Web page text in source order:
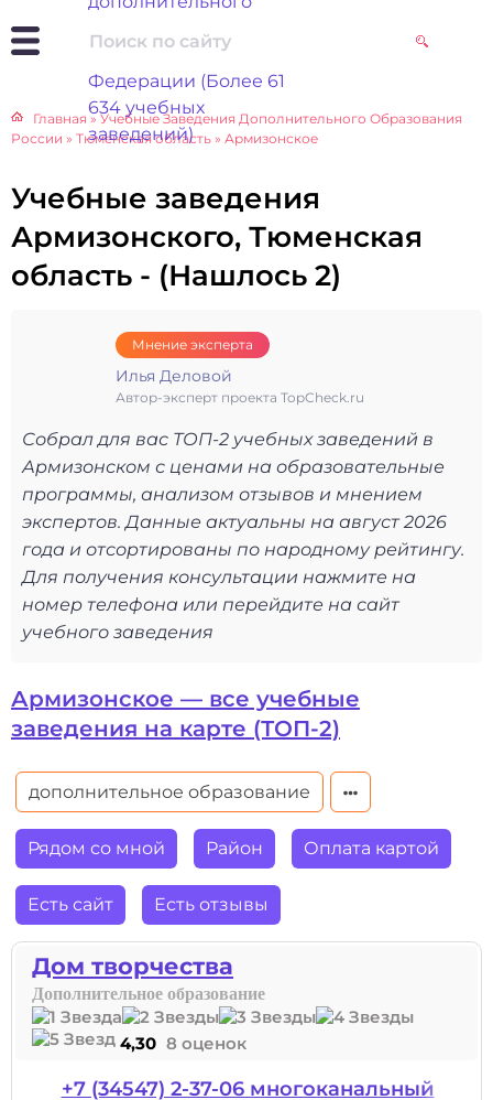
Главная » Учебные Заведения Дополнительного Образования
России » Тюменская область » Армизонское
Учебные заведения
Армизонского, Тюменская
область - (Нашлось 2)
Мнение эксперта
Илья Деловой
Автор-эксперт проекта TopCheck.ru
Собрал для вас ТОП-2 учебных заведений в
Армизонском с ценами на образовательные
программы, анализом отзывов и мнением
экспертов. Данные актуальны на август 2026
года и отсортированы по народному рейтингу.
Для получения консультации нажмите на
номер телефона или перейдите на сайт
учебного заведения
Армизонское — все учебные
заведения на карте (ТОП-2)
дополнительное образование
Рядом со мной Район Оплата картой
Есть сайт Есть отзывы
Дом творчества
Дополнительное образование
4,30 8 оценок
+7 (34547) 2-37-06 многоканальный